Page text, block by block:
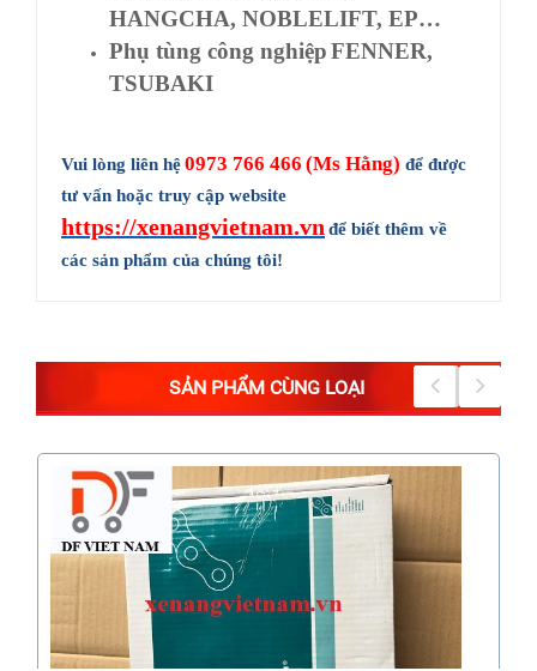
HANGCHA, NOBLELIFT, EP…
Phụ tùng công nghiệpFENNER,
TSUBAKI
Vui lòng liên hệ0973 766 466 (Ms Hằng) để được
tư vấn hoặc truy cập website
https://xenangvietnam.vn để biết thêm về
các sản phẩm của chúng tôi!
SẢN PHẨM CÙNG LOẠI